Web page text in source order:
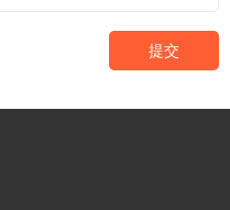
提交